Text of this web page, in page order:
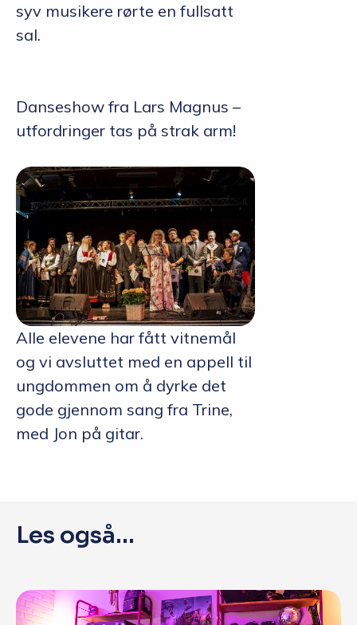
syv musikere rørte en fullsatt
sal.
Danseshow fra Lars Magnus –
utfordringer tas på strak arm!
Alle elevene har fått vitnemål
og vi avsluttet med en appell til
ungdommen om å dyrke det
gode gjennom sang fra Trine,
med Jon på gitar.
Les også...